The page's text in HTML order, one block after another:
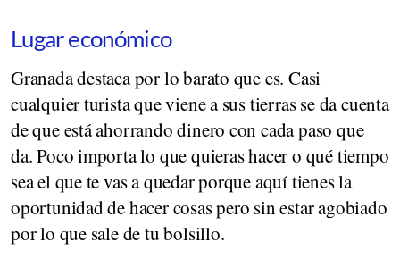
Lugar económico
Granada destaca por lo barato que es. Casi
cualquier turista que viene a sus tierras se da cuenta
de que está ahorrando dinero con cada paso que
da. Poco importa lo que quieras hacer o qué tiempo
sea el que te vas a quedar porque aquí tienes la
oportunidad de hacer cosas pero sin estar agobiado
por lo que sale de tu bolsillo.